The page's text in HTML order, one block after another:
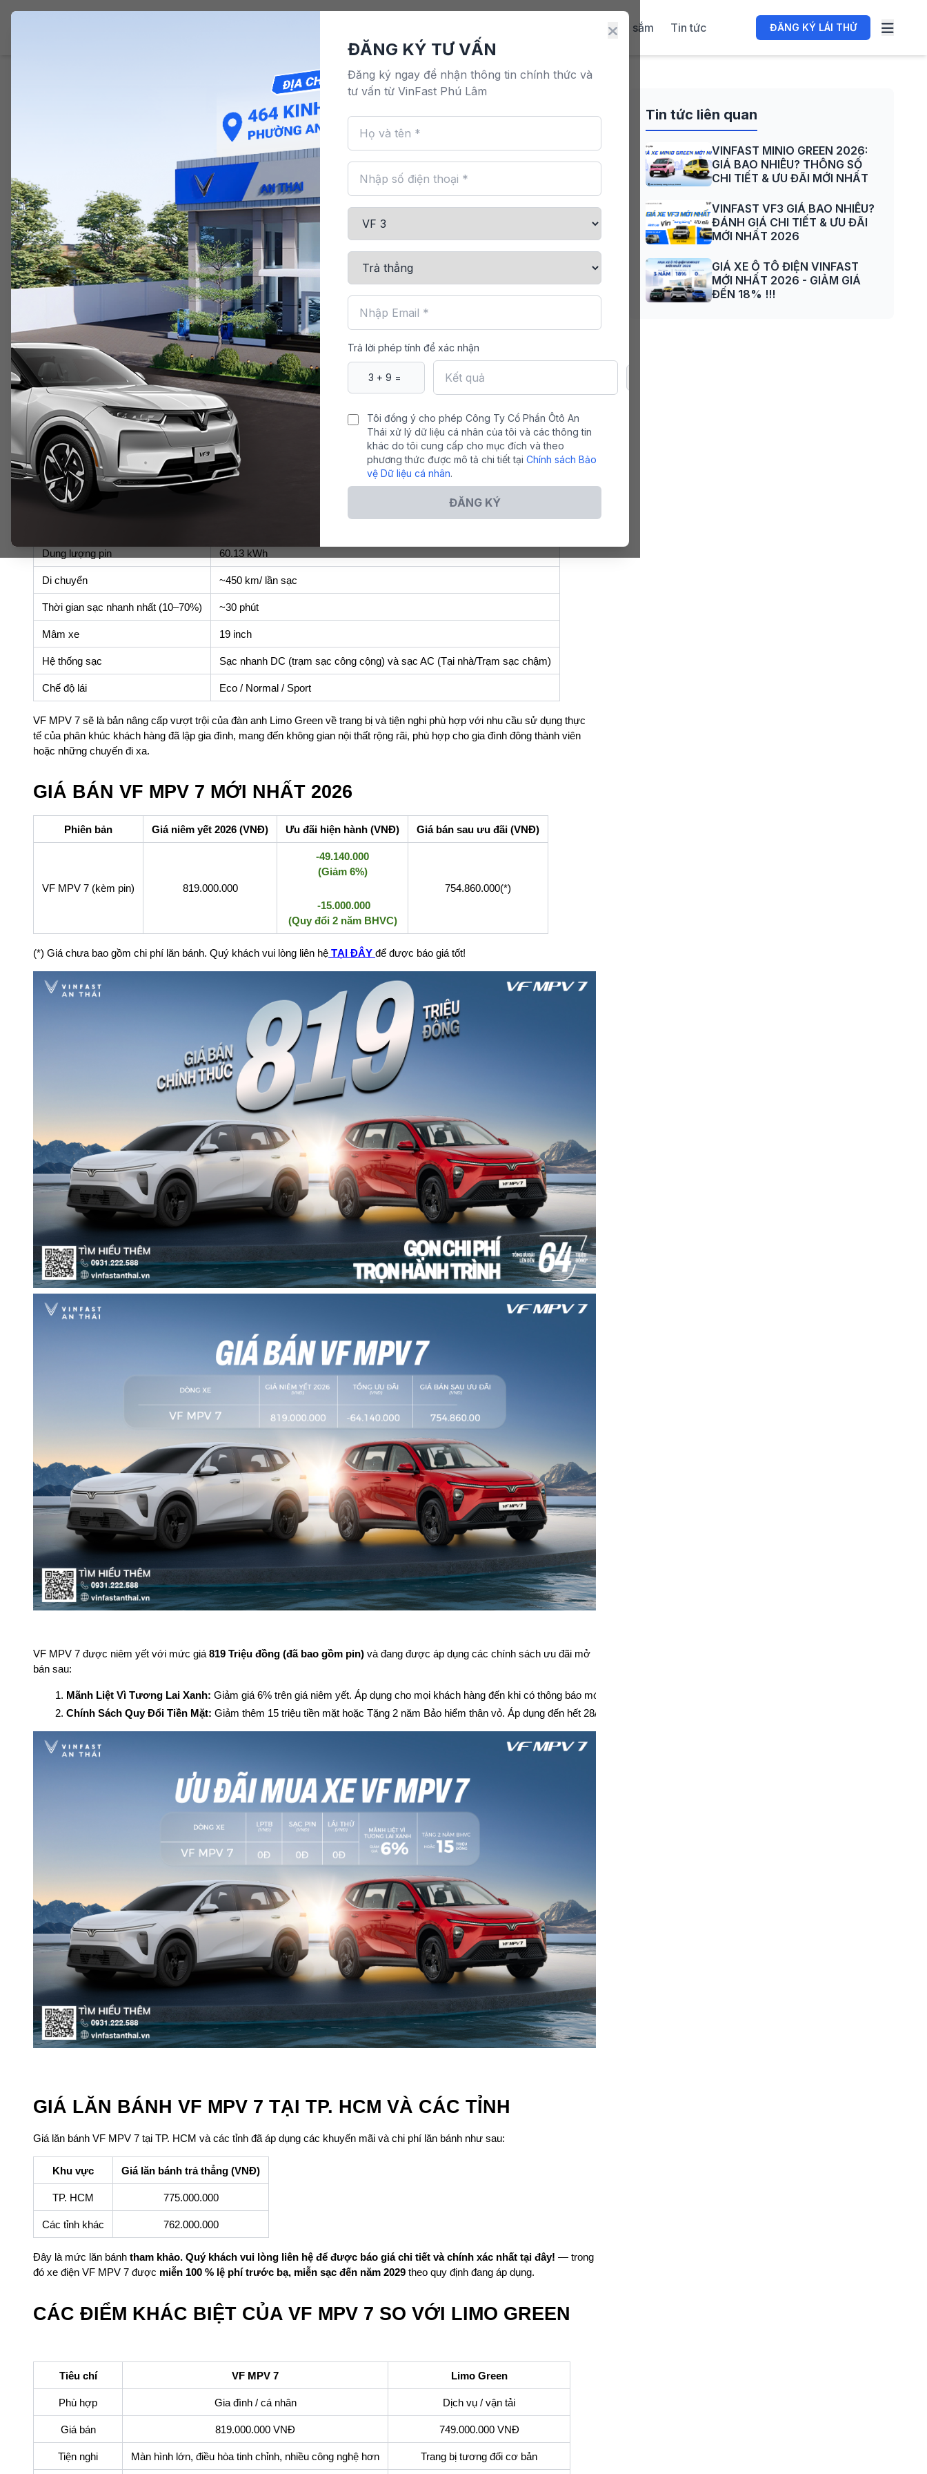
Mua sắm Tin tức ĐĂNG KÝ LÁI THỬ
VF MPV 7 THÔNG SỐ, GIÁ BÁN, GIÁ LĂN
BÁNH TP. HCM MỚI NHẤT 2026
25/11/2024 Chia sẻ:
Sự ra mắt của VF MPV 7 – mẫu xe ô tô điện 7 chỗ hoàn toàn mới, tập trung vào trải nghiệm gia đình và tiện ích hiện đại. Đây
là lựa chọn lý tưởng cho những ai muốn xe đa dụng nhưng vẫn giữ được chi phí vận hành thấp, vận hành êm ái và thiết kế
ấn tượng. Cùng khám phá thông số kỹ thuật, giá bán và giá lăn bánh mới nhất 2026 ngay bên dưới với VinFast An Thái nhé!
VF MPV 7 THÔNG SỐ KỸ THUẬT
Thông số VF MPV 7
Số chỗ 7 chỗ
Kích thước (DxRxC) (mm) 4.740 x 1.872 x 1.734
Chiều dài cơ sở (mm) 2.840
Hệ thống dẫn động Cầu trước (FWD)
Công suất
Dung lượng pin 60.13 kWh
Di chuyển ~450 km/ lần sạc
Thời gian sạc nhanh nhất (10–70%) ~30 phút
Mâm xe 19 inch
Hệ thống sạc Sạc nhanh DC (trạm sạc công cộng) và sạc AC (Tại nhà/Trạm sạc chậm)
Chế độ lái Eco / Normal / Sport
VF MPV 7 sẽ là bản nâng cấp vượt trội của đàn anh Limo Green về trang bị và tiện nghi phù hợp với nhu cầu sử dụng thực
tế của phân khúc khách hàng đã lập gia đình, mang đến không gian nội thất rộng rãi, phù hợp cho gia đình đông thành viên
hoặc những chuyến đi xa.
GIÁ BÁN VF MPV 7 MỚI NHẤT 2026
Phiên bản Giá niêm yết 2026 (VNĐ) Ưu đãi hiện hành (VNĐ) Giá bán sau ưu đãi (VNĐ)
VF MPV 7 (kèm pin) 819.000.000
-49.140.000
(Giảm 6%)
-15.000.000
(Quy đổi 2 năm BHVC)
754.860.000(*)
(*) Giá chưa bao gồm chi phí lăn bánh. Quý khách vui lòng liên hệ TẠI ĐÂY để được báo giá tốt!
VF MPV 7 được niêm yết với mức giá819 Triệu đồng (đã bao gồm pin) và đang được áp dụng các chính sách ưu đãi mở
bán sau:
Mãnh Liệt Vì Tương Lai Xanh: Giảm giá 6% trên giá niêm yết. Áp dụng cho mọi khách hàng đến khi có thông báo mới.
Chính Sách Quy Đổi Tiền Mặt: Giảm thêm 15 triệu tiền mặt hoặc Tặng 2 năm Bảo hiểm thân vỏ. Áp dụng đến hết 28/02/2026.
GIÁ LĂN BÁNH VF MPV 7 TẠI TP. HCM VÀ CÁC TỈNH
Giá lăn bánh VF MPV 7 tại TP. HCM và các tỉnh đã áp dụng các khuyến mãi và chi phí lăn bánh như sau:
Khu vực Giá lăn bánh trả thẳng (VNĐ)
TP. HCM 775.000.000
Các tỉnh khác 762.000.000
Đây là mức lăn bánh tham khảo. Quý khách vui lòng liên hệ để được báo giá chi tiết và chính xác nhất tại đây! — trong
đó xe điện VF MPV 7 được miễn 100 % lệ phí trước bạ, miễn sạc đến năm 2029 theo quy định đang áp dụng.
CÁC ĐIỂM KHÁC BIỆT CỦA VF MPV 7 SO VỚI LIMO GREEN
Tiêu chí VF MPV 7 Limo Green
Phù hợp Gia đình / cá nhân Dịch vụ / vận tải
Giá bán 819.000.000 VNĐ 749.000.000 VNĐ
Tiện nghi Màn hình lớn, điều hòa tinh chỉnh, nhiều công nghệ hơn Trang bị tương đối cơ bản
Tin tức liên quan
VINFAST MINIO GREEN 2026:
GIÁ BAO NHIÊU? THÔNG SỐ
CHI TIẾT & ƯU ĐÃI MỚI NHẤT
VINFAST VF3 GIÁ BAO NHIÊU?
ĐÁNH GIÁ CHI TIẾT & ƯU ĐÃI
MỚI NHẤT 2026
GIÁ XE Ô TÔ ĐIỆN VINFAST
MỚI NHẤT 2026 - GIẢM GIÁ
ĐẾN 18% !!!
ĐĂNG KÝ TƯ VẤN
Đăng ký ngay để nhận thông tin chính thức và
tư vấn từ VinFast Phú Lâm
Trả lời phép tính để xác nhận
Tôi đồng ý cho phép Công Ty Cổ Phần Ôtô An
Thái xử lý dữ liệu cá nhân của tôi và các thông tin
khác do tôi cung cấp cho mục đích và theo
phương thức được mô tả chi tiết tại Chính sách Bảo
vệ Dữ liệu cá nhân.
ĐĂNG KÝ